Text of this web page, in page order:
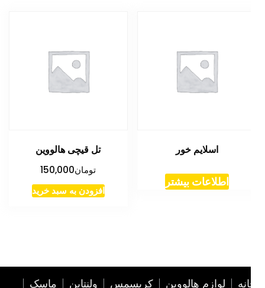
اسلایم خور
اطلاعات بیشتر
تل قیچی هالووین
تومان150,000
افزودن به سبد خرید
لوازم هالووین کریسمس ولنتاین ماسک